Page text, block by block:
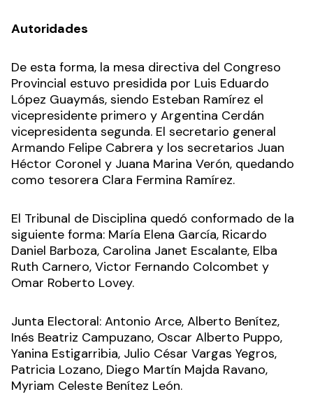
Autoridades
De esta forma, la mesa directiva del Congreso
Provincial estuvo presidida por Luis Eduardo
López Guaymás, siendo Esteban Ramírez el
vicepresidente primero y Argentina Cerdán
vicepresidenta segunda. El secretario general
Armando Felipe Cabrera y los secretarios Juan
Héctor Coronel y Juana Marina Verón, quedando
como tesorera Clara Fermina Ramírez.
El Tribunal de Disciplina quedó conformado de la
siguiente forma: María Elena García, Ricardo
Daniel Barboza, Carolina Janet Escalante, Elba
Ruth Carnero, Victor Fernando Colcombet y
Omar Roberto Lovey.
Junta Electoral: Antonio Arce, Alberto Benítez,
Inés Beatriz Campuzano, Oscar Alberto Puppo,
Yanina Estigarribia, Julio César Vargas Yegros,
Patricia Lozano, Diego Martín Majda Ravano,
Myriam Celeste Benítez León.